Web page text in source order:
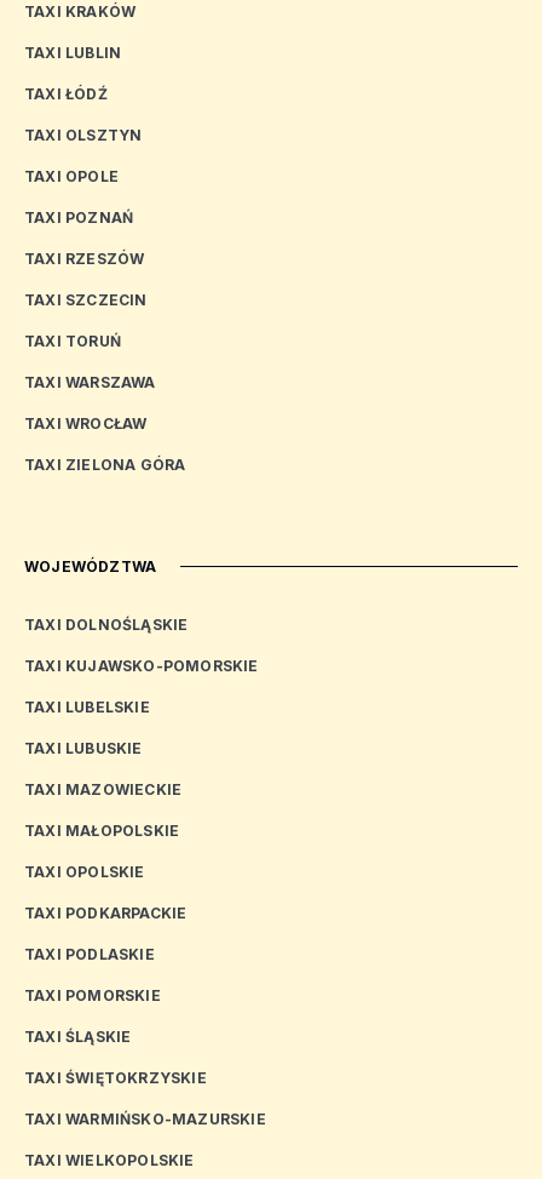
TAXI KRAKÓW
TAXI LUBLIN
TAXI ŁÓDŹ
TAXI OLSZTYN
TAXI OPOLE
TAXI POZNAŃ
TAXI RZESZÓW
TAXI SZCZECIN
TAXI TORUŃ
TAXI WARSZAWA
TAXI WROCŁAW
TAXI ZIELONA GÓRA
WOJEWÓDZTWA
TAXI DOLNOŚLĄSKIE
TAXI KUJAWSKO-POMORSKIE
TAXI LUBELSKIE
TAXI LUBUSKIE
TAXI MAZOWIECKIE
TAXI MAŁOPOLSKIE
TAXI OPOLSKIE
TAXI PODKARPACKIE
TAXI PODLASKIE
TAXI POMORSKIE
TAXI ŚLĄSKIE
TAXI ŚWIĘTOKRZYSKIE
TAXI WARMIŃSKO-MAZURSKIE
TAXI WIELKOPOLSKIE